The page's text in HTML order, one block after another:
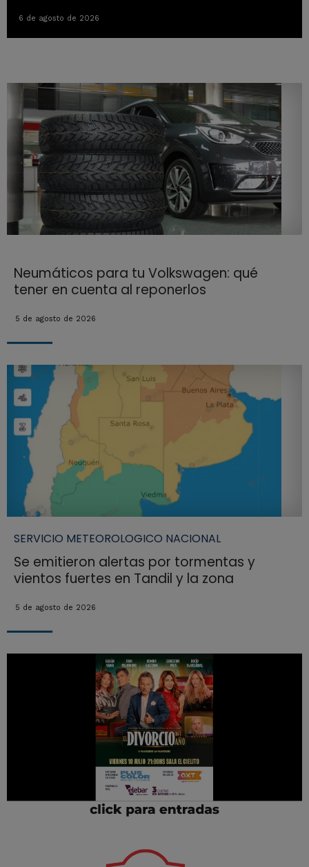
6 de agosto de 2026
Neumáticos para tu Volkswagen: qué
tener en cuenta al reponerlos
5 de agosto de 2026
SERVICIO METEOROLOGICO NACIONAL
Se emitieron alertas por tormentas y
vientos fuertes en Tandil y la zona
5 de agosto de 2026